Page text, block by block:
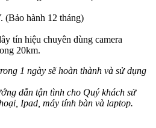
(Bảo hành 12 tháng)
tín hiệu chuyên dùng camera
20km.
1 ngày sẽ hoàn thành và sử dụng
dẫn tận tình cho Quý khách sử
Ipad, máy tính bàn và laptop.